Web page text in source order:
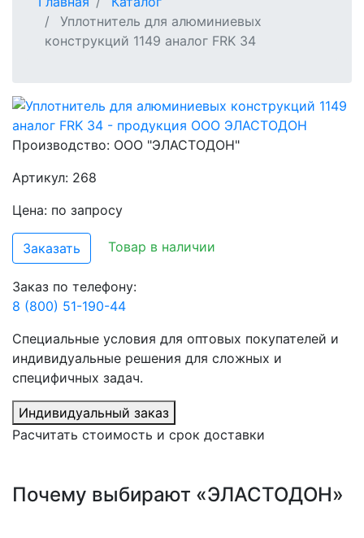
Уплотнитель для алюминиевых
конструкций 1149 аналог FRK 34
Производство: ООО "ЭЛАСТОДОН"
Артикул: 268
Цена: по запросу
Заказать Товар в наличии
Заказ по телефону:
8 (800) 51-190-44
Специальные условия для оптовых покупателей и
индивидуальные решения для сложных и
специфичных задач.
Индивидуальный заказ
Расчитать стоимость и срок доставки
Почему выбирают «ЭЛАСТОДОН»